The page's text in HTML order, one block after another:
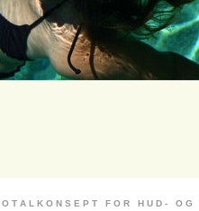
O T A L K O N S E P T F O R H U D - O